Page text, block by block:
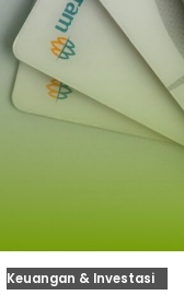
Keuangan & Investasi